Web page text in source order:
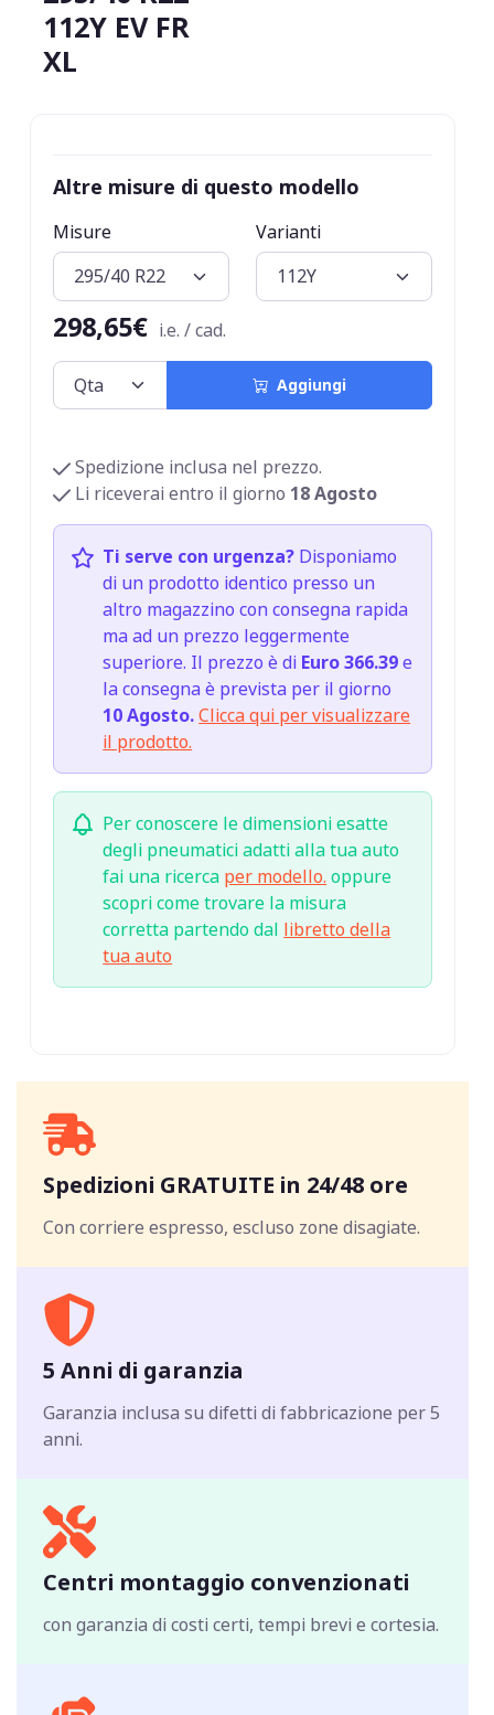
112Y EV FR
XL
Altre misure di questo modello
Misure Varianti
298,65€ i.e. / cad.
Aggiungi
Spedizione inclusa nel prezzo.
Li riceverai entro il giorno 18 Agosto
Ti serve con urgenza? Disponiamo
di un prodotto identico presso un
altro magazzino con consegna rapida
ma ad un prezzo leggermente
superiore. Il prezzo è di Euro 366.39e
la consegna è prevista per il giorno
10 Agosto.Clicca qui per visualizzare
il prodotto.
Per conoscere le dimensioni esatte
degli pneumatici adatti alla tua auto
fai una ricerca per modello. oppure
scopri come trovare la misura
corretta partendo dal libretto della
tua auto
Spedizioni GRATUITE in 24/48 ore
Con corriere espresso, escluso zone disagiate.
5 Anni di garanzia
Garanzia inclusa su difetti di fabbricazione per 5
anni.
Centri montaggio convenzionati
con garanzia di costi certi, tempi brevi e cortesia.